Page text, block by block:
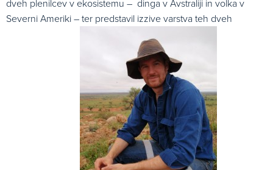
dveh plenilcev v ekosistemu – dinga v Avstraliji in volka v
Severni Ameriki – ter predstavil izzive varstva teh dveh